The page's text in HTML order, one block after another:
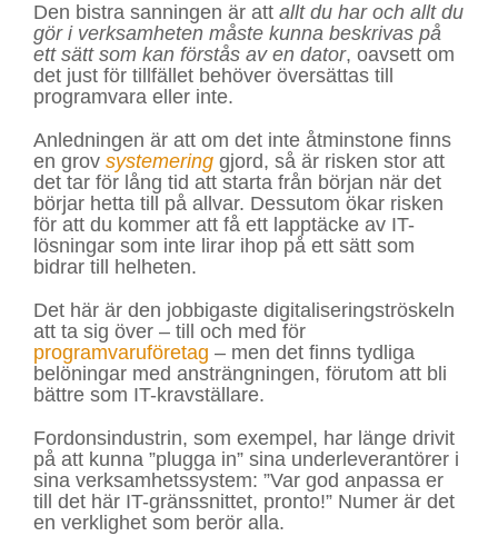
Den bistra sanningen är att allt du har och allt du
gör i verksamheten måste kunna beskrivas på
ett sätt som kan förstås av en dator, oavsett om
det just för tillfället behöver översättas till
programvara eller inte.
Anledningen är att om det inte åtminstone finns
en grov systemering gjord, så är risken stor att
det tar för lång tid att starta från början när det
börjar hetta till på allvar. Dessutom ökar risken
för att du kommer att få ett lapptäcke av IT-
lösningar som inte lirar ihop på ett sätt som
bidrar till helheten.
Det här är den jobbigaste digitaliseringströskeln
att ta sig över – till och med för
programvaruföretag – men det finns tydliga
belöningar med ansträngningen, förutom att bli
bättre som IT-kravställare.
Fordonsindustrin, som exempel, har länge drivit
på att kunna ”plugga in” sina underleverantörer i
sina verksamhetssystem: ”Var god anpassa er
till det här IT-gränssnittet, pronto!” Numer är det
en verklighet som berör alla.